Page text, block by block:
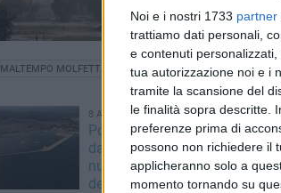
Noi e i nostri 1733 partner
trattiamo dati personali,
e contenuti
tua autorizzazione noi e i
tramite la scansione del
le finalità sopra descritte.
preferenze prima di
possono non richiedere il
applicheranno solo a
momento tornando su
MALTEMPO MOLFETTA
8 AGOSTO 2026
Porto commerciale, cosa
dal DUP: opere ancora in
nuove prospettive per il futuro
dello scalo